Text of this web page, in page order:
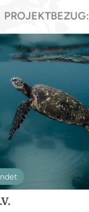
PROJEKTBEZUG: